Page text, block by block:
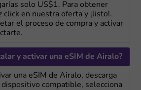
solo US$1. Para obtener
click en nuestra oferta y ¡listo!.
el proceso de compra y activar
y activar una eSIM de Airalo?
una eSIM de Airalo, descarga
compatible, selecciona